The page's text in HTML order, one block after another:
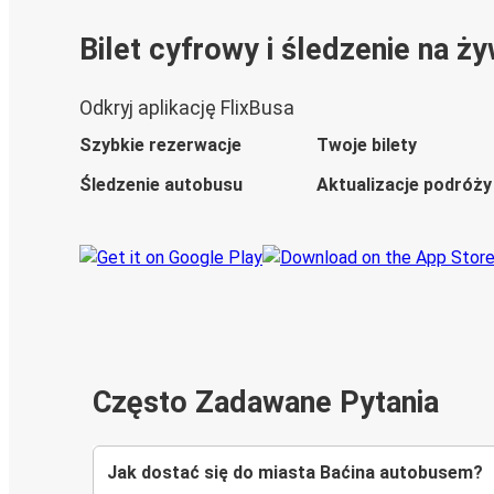
Bilet cyfrowy i śledzenie na
Odkryj aplikację FlixBusa
Szybkie rezerwacje
Twoje bilety
Śledzenie autobusu
Aktualizacje podróży
Często Zadawane Pytania
Jak dostać się do miasta Baćina autobusem?